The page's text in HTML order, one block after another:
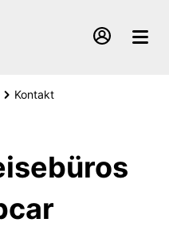
Kontakt